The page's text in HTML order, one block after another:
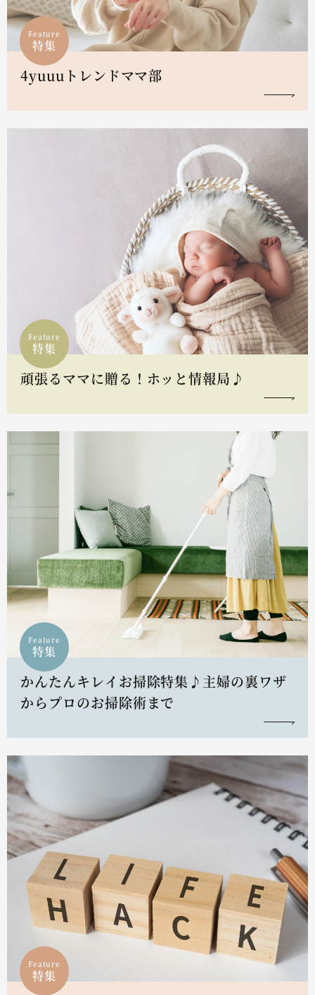
Feature
特集
4yuuuトレンドママ部
Feature
特集
頑張るママに贈る！ホッと情報局♪
Feature
特集
かんたんキレイお掃除特集♪主婦の裏ワザ
からプロのお掃除術まで
Feature
特集